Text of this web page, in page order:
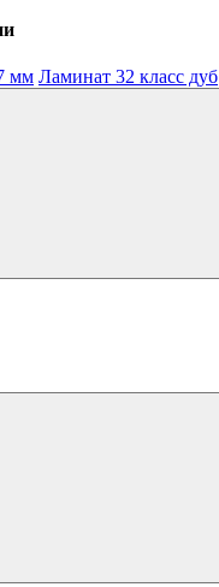
мм Ламинат 32 класс дуб